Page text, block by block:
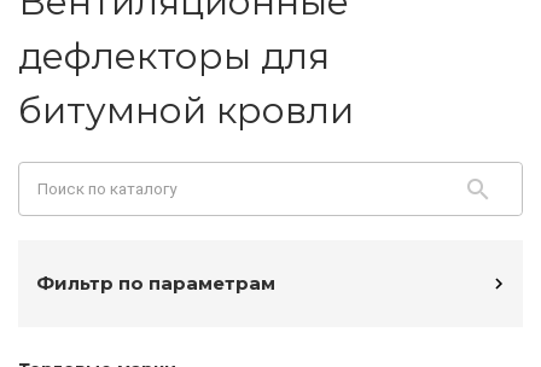
дефлекторы для
битумной кровли
Фильтр по параметрам